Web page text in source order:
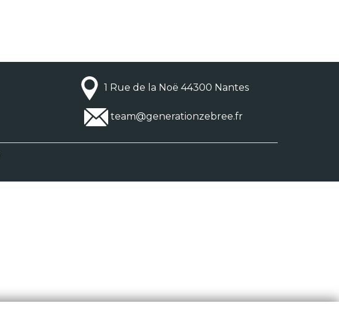
1 Rue de la Noë 44300 Nantes
team@generationzebree.fr